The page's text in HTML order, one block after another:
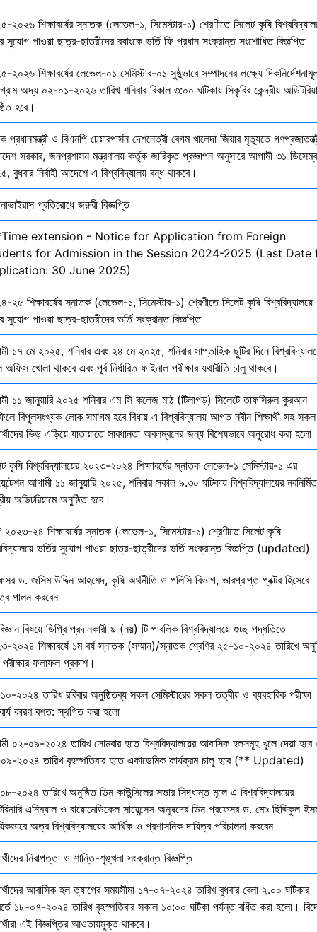
২০২৬ শিক্ষাবর্ষের স্নাতক (লেভেল-১, সিমেস্টার-১) শ্রেণীতে সিলেট কৃষি
সুযোগ পাওয়া ছাত্র-ছাত্রীদের ব্যাংকে ভর্তি ফি প্রধান সংক্রান্ত সংশোধিত বিজ্ঞপ্তি
২০২৬ শিক্ষাবর্ষের লেভেল-০১ সেমিস্টার-০১ সুষ্ঠুভাবে সম্পাদনের লক্ষ্যে
অদ্য ০২-০১-২০২৬ তারিখ শনিবার বিকাল ৩:০০ ঘটিকায় সিকৃবির কেন্দ্রীয়
হবে।
প্রধানমন্ত্রী ও বিএনপি চেয়ারপার্সন দেশনেত্রী বেগম খালেদা জিয়ার মৃত্যুতে
সরকার, জনপ্রশাসন মন্ত্রণালয় কর্তৃক জারিকৃত প্রজ্ঞাপন অনুসারে আগামী ৩১
বুধবার নির্বাহী আদেশে এ বিশ্ববিদ্যালয় বন্ধ থাকবে।
প্রতিরোধে জরুরী বিজ্ঞপ্তি
extension - Notice for Application from Foreign
for Admission in the Session 2024-2025 (Last Date
30 June 2025)
২৫ শিক্ষাবর্ষের স্নাতক (লেভেল-১, সিমেস্টার-১) শ্রেণীতে সিলেট কৃষি বিশ্ববিদ্যালয়ে
সুযোগ পাওয়া ছাত্র-ছাত্রীদের ভর্তি সংক্রান্ত বিজ্ঞপ্তি
১৭ মে ২০২৫, শনিবার এবং ২৪ মে ২০২৫, শনিবার সাপ্তাহিক ছুটির দিনে
খোলা থাকবে এবং পূর্ব নির্ধারিত ফাইনাল পরীক্ষার যথারীতি চালু থাকবে।
১১ জানুয়ারি ২০২৫ শনিবার এম সি কলেজ মাঠ (টিলাগড়) সিলেটে তাফসিরুল কুরআন
বিপুলসংখ্যক লোক সমাগম হবে বিধায় এ বিশ্ববিদ্যালয় আগত নবীন শিক্ষার্থী সহ সকল
ভিড় এড়িয়ে যাতায়াতে সাবধানতা অবলম্বনের জন্য বিশেষভাবে অনুরোধ করা হলো
কৃষি বিশ্ববিদ্যালয়ের ২০২৩-২০২৪ শিক্ষাবর্ষের স্নাতক লেভেল-১ সেমিস্টার-১ এর
আগামী ১১ জানুয়ারি ২০২৫, শনিবার সকাল ৯.৩০ ঘটিকায় বিশ্ববিদ্যালয়ের নবনির্মিত
অডিটরিয়ামে অনুষ্ঠিত হবে।
২৪ শিক্ষাবর্ষের স্নাতক (লেভেল-১, সিমেস্টার-১) শ্রেণীতে সিলেট কৃষি
ভর্তির সুযোগ পাওয়া ছাত্র-ছাত্রীদের ভর্তি সংক্রান্ত বিজ্ঞপ্তি (updated)
ড. জসিম উদ্দিন আহমেদ, কৃষি অর্থনীতি ও পলিসি বিভাগ, ভারপ্রাপ্ত প্রক্টর হিসেবে
পালন করবেন
বিষয়ে ডিগ্রি প্রদানকারী ৯ (নয়) টি পাবলিক বিশ্ববিদ্যালয়ে গুচ্ছ পদ্ধতিতে
২০২৪ শিক্ষাবর্ষে ১ম বর্ষ স্নাতক (সম্মান)/স্নাতক শ্রেণির ২৫-১০-২০২৪ তারিখে
পরীক্ষার ফলাফল প্রকাশ।
২০২৪ তারিখ রবিবার অনুষ্ঠিতব্য সকল সেমিস্টারের সকল তত্বীয় ও ব্যবহারিক পরীক্ষা
কারণ বশত: স্থগিত করা হলো
০২-০৯-২০২৪ তারিখ সোমবার হতে বিশ্ববিদ্যালয়ের আবাসিক হলসমূহ খুলে দেয়া হবে
২০২৪ তারিখ বৃহস্পতিবার হতে একাডেমিক কার্যক্রম চালু হবে (** Updated)
২০২৪ তারিখে অনুষ্ঠিত ডিন কাউন্সিলের সভার সিদ্ধান্ত মূলে এ বিশ্ববিদ্যালয়ের
এনিম্যাল ও বায়োমেডিকেল সায়েন্সেস অনুষদের ডিন প্রফেসর ড. মোঃ ছিদ্দিকুল
অত্র বিশ্ববিদ্যালয়ের আর্থিক ও প্রশাসনিক দায়িত্ব পরিচালনা করবেন
নিরাপত্তা ও শান্তি-শৃঙ্খলা সংক্রান্ত বিজ্ঞপ্তি
আবাসিক হল ত্যাগের সময়সীমা ১৭-০৭-২০২৪ তারিখ বুধবার বেলা ২.০০ ঘটিকার
১৮-০৭-২০২৪ তারিখ বৃহস্পতিবার সকাল ১০:০০ ঘটিকা পর্যন্ত বর্ধিত করা হলো।
এই বিজ্ঞপ্তির আওতায়মুক্ত থাকবে।